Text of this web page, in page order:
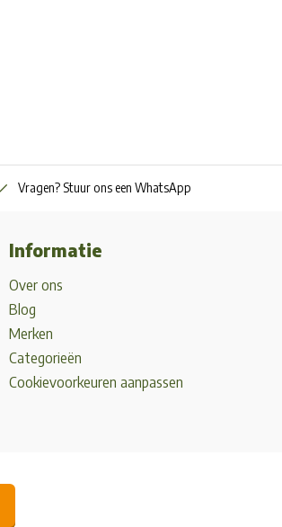
Vragen? Stuur ons een WhatsApp
Informatie
Over ons
Blog
Merken
Categorieën
Cookievoorkeuren aanpassen